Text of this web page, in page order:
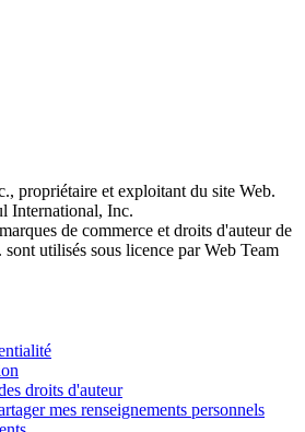
propriétaire et exploitant du site Web.
International, Inc.
de commerce et droits d'auteur de
utilisés sous licence par Web Team
droits d'auteur
mes renseignements personnels